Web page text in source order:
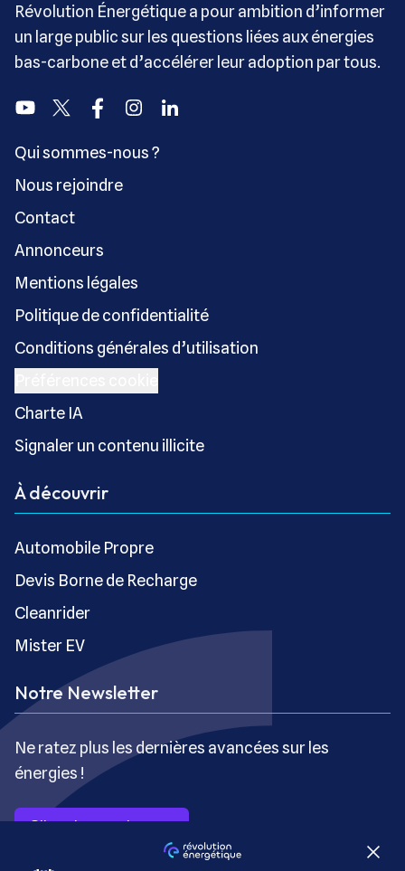
Révolution Énergétique a pour ambition d’informer
un large public sur les questions liées aux énergies
bas-carbone et d’accélérer leur adoption par tous.
YoutubeTwitter FacebookInstagramLinkedin
Qui sommes-nous ?
Nous rejoindre
Contact
Annonceurs
Mentions légales
Politique de confidentialité
Conditions générales d’utilisation
Charte IA
Signaler un contenu illicite
À découvrir
Automobile Propre
Devis Borne de Recharge
Cleanrider
Mister EV
Notre Newsletter
Ne ratez plus les dernières avancées sur les
énergies !
S’inscrire gratuitement